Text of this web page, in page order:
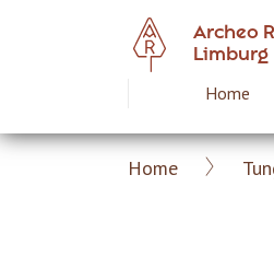
inhoud
Archeo
Limburg
Home
Home